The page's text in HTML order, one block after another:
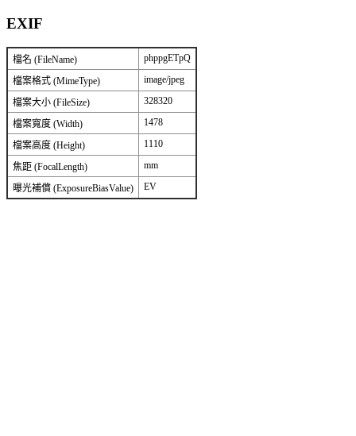
EXIF
檔名 (FileName) phppgETpQ
檔案格式 (MimeType) image/jpeg
檔案大小 (FileSize) 328320
檔案寬度 (Width) 1478
檔案高度 (Height) 1110
焦距 (FocalLength) mm
曝光補償 (ExposureBiasValue) EV